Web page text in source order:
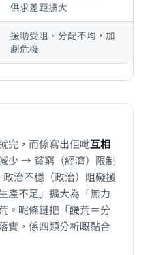
供求差距擴大
援助受阻、分配不均，加
劇危機
完，而係寫出佢哋互相
少 → 貧窮（經濟）限制
治不穩（政治）阻礙援
產不足」擴大為「無力
。呢條鏈把「饑荒＝分
實，係四類分析嘅黏合